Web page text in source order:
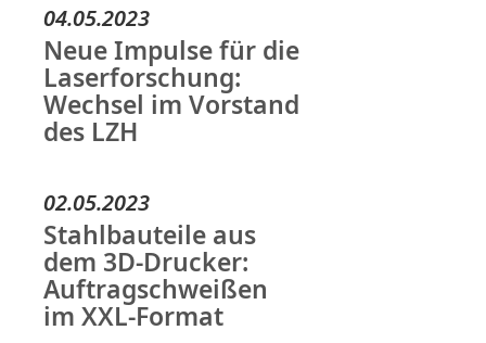
04.05.2023
Neue Impulse für die
Laserforschung:
Wechsel im Vorstand
des LZH
02.05.2023
Stahlbauteile aus
dem 3D-Drucker:
Auftragschweißen
im XXL-Format